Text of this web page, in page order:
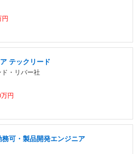
円
テックリード
・リバー社
円
可・製品開発エンジニア